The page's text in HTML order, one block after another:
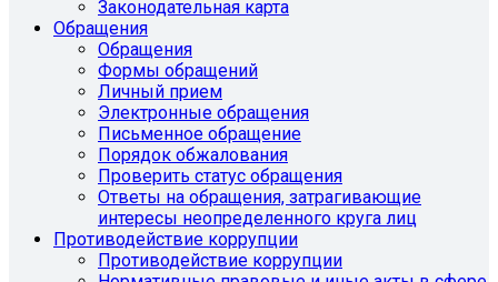
Законодательная карта
Обращения
Обращения
Формы обращений
Личный прием
Электронные обращения
Письменное обращение
Порядок обжалования
Проверить статус обращения
Ответы на обращения, затрагивающие
интересы неопределенного круга лиц
Противодействие коррупции
Противодействие коррупции